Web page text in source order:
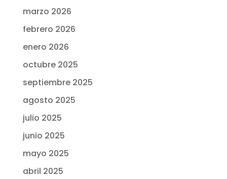
marzo 2026
febrero 2026
enero 2026
octubre 2025
septiembre 2025
agosto 2025
julio 2025
junio 2025
mayo 2025
abril 2025